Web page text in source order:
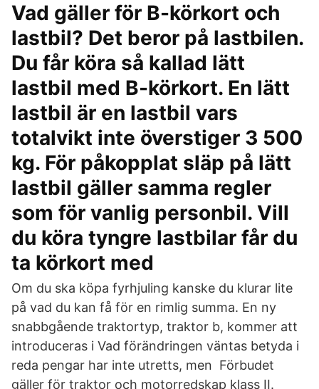
Vad gäller för B-körkort och
lastbil? Det beror på lastbilen.
Du får köra så kallad lätt
lastbil med B-körkort. En lätt
lastbil är en lastbil vars
totalvikt inte överstiger 3 500
kg. För påkopplat släp på lätt
lastbil gäller samma regler
som för vanlig personbil. Vill
du köra tyngre lastbilar får du
ta körkort med
Om du ska köpa fyrhjuling kanske du klurar lite
på vad du kan få för en rimlig summa. En ny
snabbgående traktortyp, traktor b, kommer att
introduceras i Vad förändringen väntas betyda i
reda pengar har inte utretts, men Förbudet
gäller för traktor och motorredskap klass II.